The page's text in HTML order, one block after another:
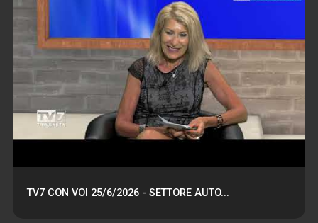
TV7 CON VOI 25/6/2026 - SETTORE AUTO...